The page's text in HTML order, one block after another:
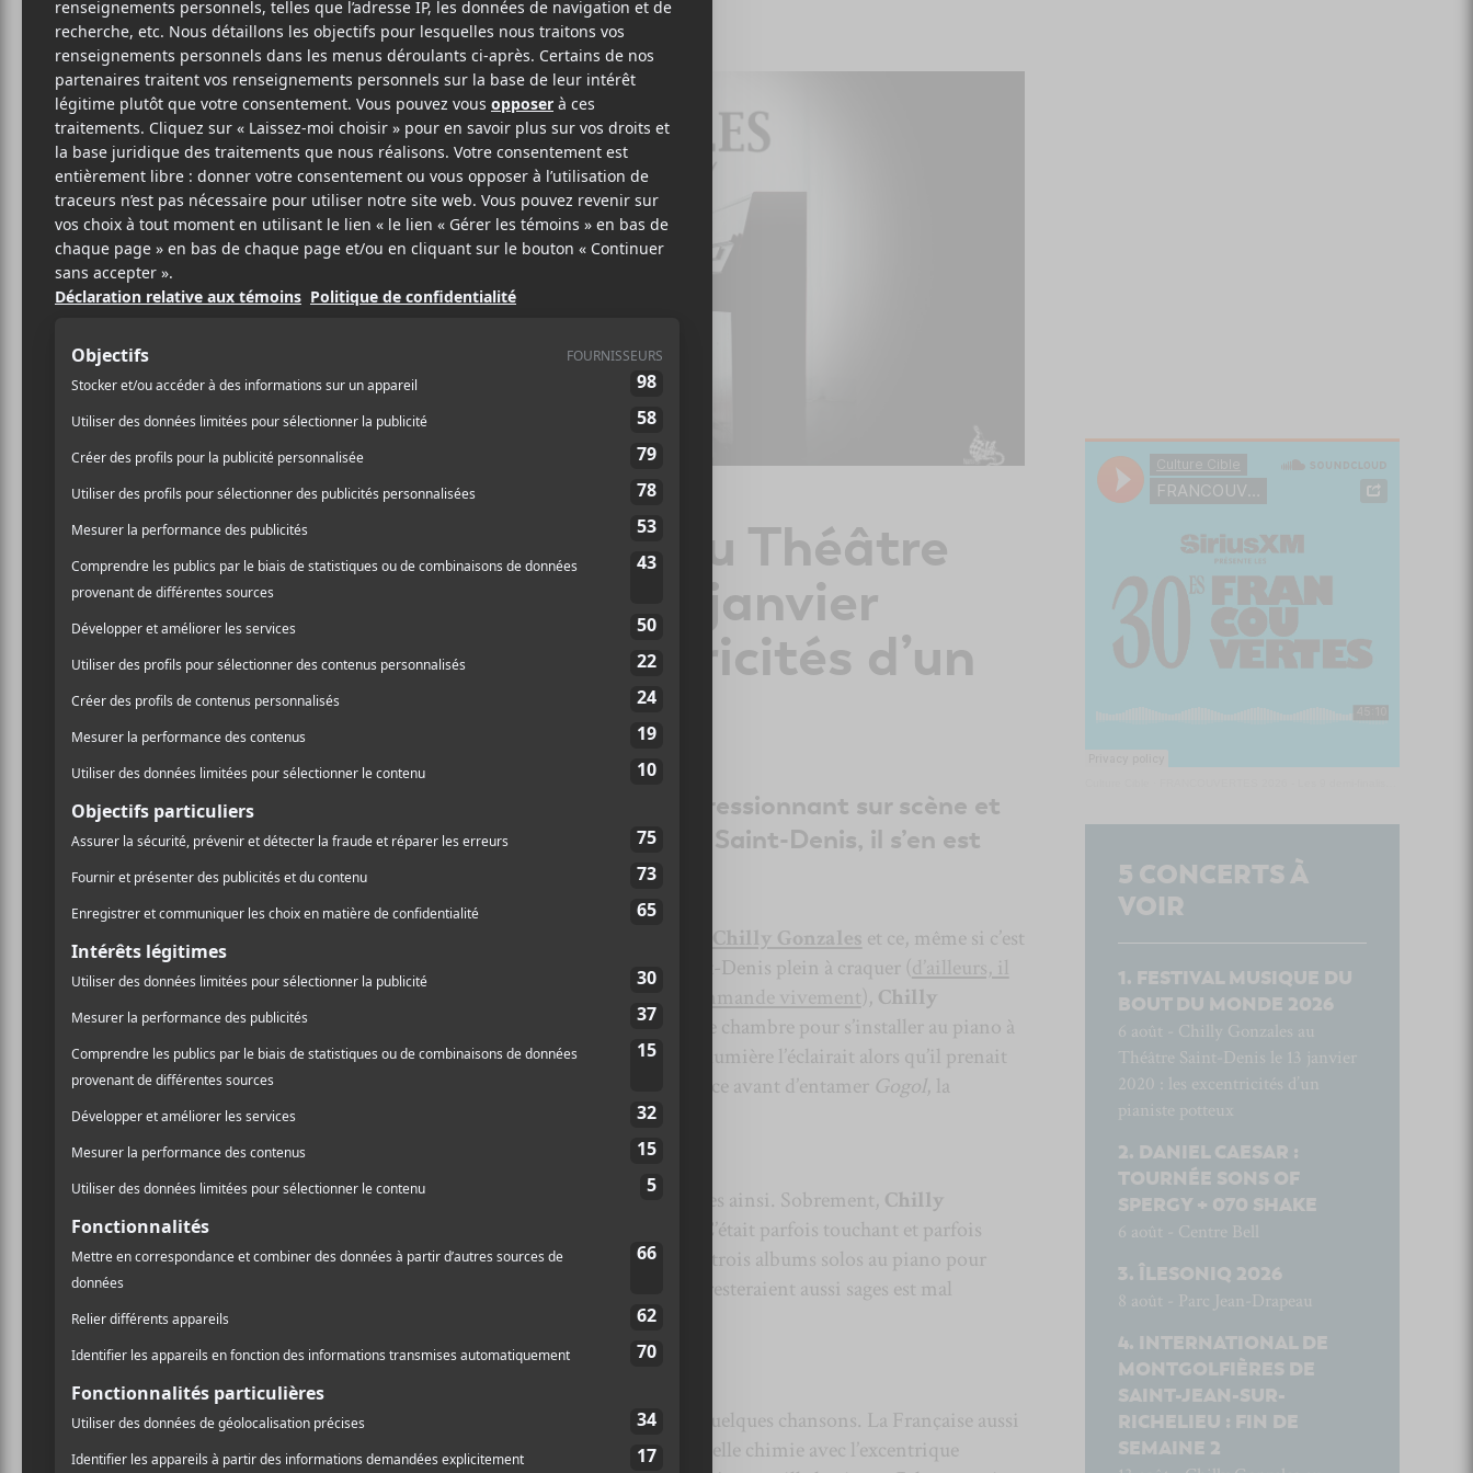
14 JANVIER 2020
PARLOUIS-PHILIPPE
LABRÈCHE
PARTAGER
F
A
C
E
B
O
O
T
W
I
T
T
E
R
P
A
R
T
A
G
E
Chilly Gonzales au Théâtre
Saint-Denis le 13 janvier
2020 : les excentricités d’un
pianiste potteux
Chilly Gonzales est d’un naturel impressionnant sur scène et
hier soir, sur les planches du Théâtre Saint-Denis, il s’en est
donné à cœur joie.
Chilly Gonzales et ce, même si c’est
ainsi que les choses ont commencé. Devant un Saint-Denis plein à craquer (d’ailleurs, il
reste quelques places pour ce soir et on vous le recommande vivement), Chilly
Gonzales
est arrivé sur scène doucement, en robe de chambre pour s’installer au piano à
queue qui trônait sur la scène. Une faible douche de lumière l’éclairait alors qu’il prenait
le temps de se concentrer quelques secondes en silence avant d’entamer Gogol, la
première pièce de
Les premières minutes de ce concerto se sont données ainsi. Sobrement, Chilly
s’est amusé sur les touches de son piano. C’était parfois touchant et parfois
amusant pour les tympans. Il s’est promené entre les trois albums solos au piano pour
notre plus grand plaisir. Mais penser que les choses resteraient aussi sages est mal
Le violoncelle qui chante
Stella Le Page s’est jointe à Chilly Gonzalesaprès quelques chansons. La Française aussi
connue sous le nom deBeau Corbeau
, possède une belle chimie avec l’excentrique
5 CONCERTS À
VOIR
FESTIVAL MUSIQUE DU
BOUT DU MONDE 2026
6 août - Chilly Gonzales au
Théâtre Saint-Denis le 13 janvier
2020 : les excentricités d’un
pianiste potteux
DANIEL CAESAR :
TOURNÉE SONS OF
SPERGY + 070 SHAKE
6 août - Centre Bell
ÎLESONIQ 2026
8 août - Parc Jean-Drapeau
INTERNATIONAL DE
MONTGOLFIÈRES DE
SAINT-JEAN-SUR-
RICHELIEU : FIN DE
SEMAINE 2